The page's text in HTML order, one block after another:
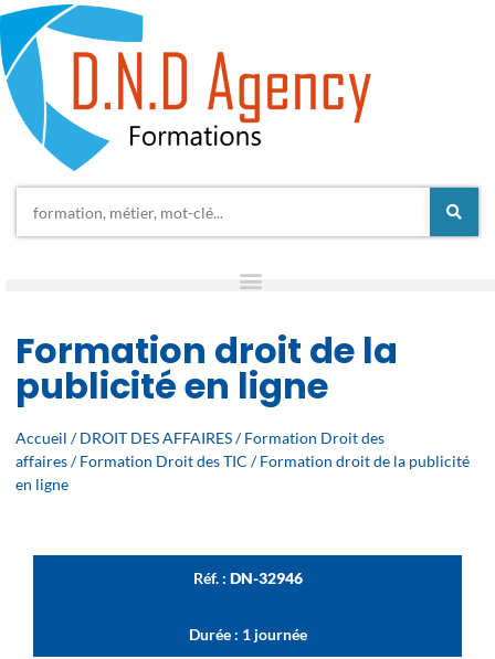
Formation droit de la
publicité en ligne
Accueil /DROIT DES AFFAIRES/Formation Droit des
affaires/Formation Droit des TIC / Formation droit de la publicité
en ligne
Réf. : DN-32946
Durée : 1 journée